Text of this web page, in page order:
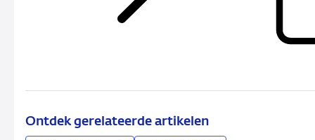
Ontdek gerelateerde artikelen